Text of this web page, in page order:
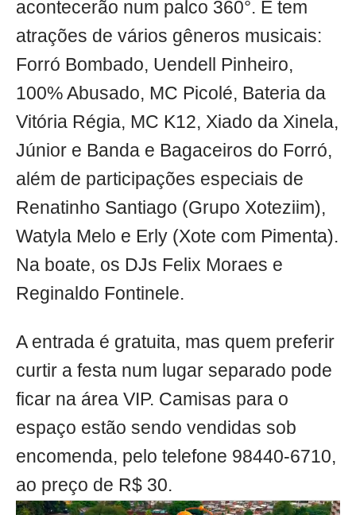
acontecerão num palco 360°. E tem
atrações de vários gêneros musicais:
Forró Bombado, Uendell Pinheiro,
100% Abusado, MC Picolé, Bateria da
Vitória Régia, MC K12, Xiado da Xinela,
Júnior e Banda e Bagaceiros do Forró,
além de participações especiais de
Renatinho Santiago (Grupo Xoteziim),
Watyla Melo e Erly (Xote com Pimenta).
Na boate, os DJs Felix Moraes e
Reginaldo Fontinele.
A entrada é gratuita, mas quem preferir
curtir a festa num lugar separado pode
ficar na área VIP. Camisas para o
espaço estão sendo vendidas sob
encomenda, pelo telefone 98440-6710,
ao preço de R$ 30.